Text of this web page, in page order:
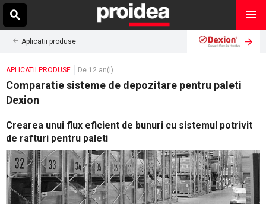
Aplicatii produse
APLICATII PRODUSE De 12 an(i)
Comparatie sisteme de depozitare pentru paleti
Dexion
Crearea unui flux eficient de bunuri cu sistemul potrivit
de rafturi pentru paleti